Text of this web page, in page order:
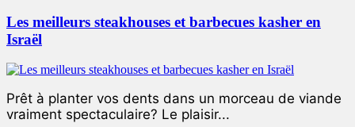
Les meilleurs steakhouses et barbecues kasher en
Israël
Prêt à planter vos dents dans un morceau de viande
vraiment spectaculaire? Le plaisir...